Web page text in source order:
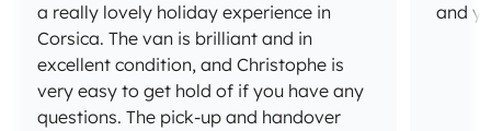
a really lovely holiday experience in
Corsica. The van is brilliant and in
excellent condition, and Christophe is
very easy to get hold of if you have any
questions. The pick-up and handover
and